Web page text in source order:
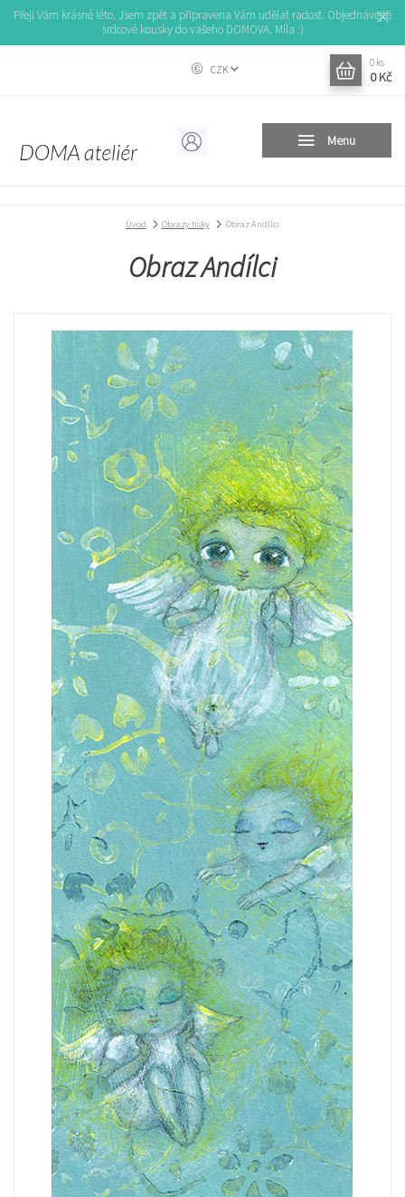
Přeji Vám krásné léto. Jsem zpět a připravena Vám udělat radost. Objednávejte
srdcové kousky do vašeho DOMOVA. Míla :)
Menu
CZK
0 ks
0 Kč
Úvod Obrazy tisky Obraz Andílci
Obraz Andílci